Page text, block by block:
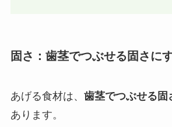
固さ：歯茎でつぶせる固さに
あげる食材は、 歯茎でつぶせる固
あります。